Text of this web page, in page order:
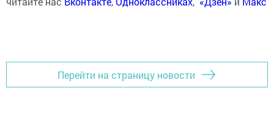
Перейти на страницу новости